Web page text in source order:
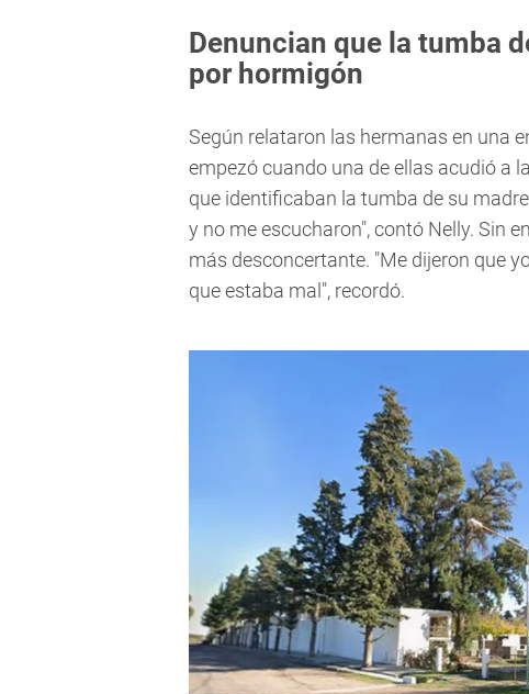
Denuncian que la tumba
por hormigón
Según relataron las hermanas en una
empezó cuando una de ellas acudió a la
que identificaban la tumba de su
y no me escucharon", contó Nelly. Sin
más desconcertante. "Me dijeron que
que estaba mal", recordó.